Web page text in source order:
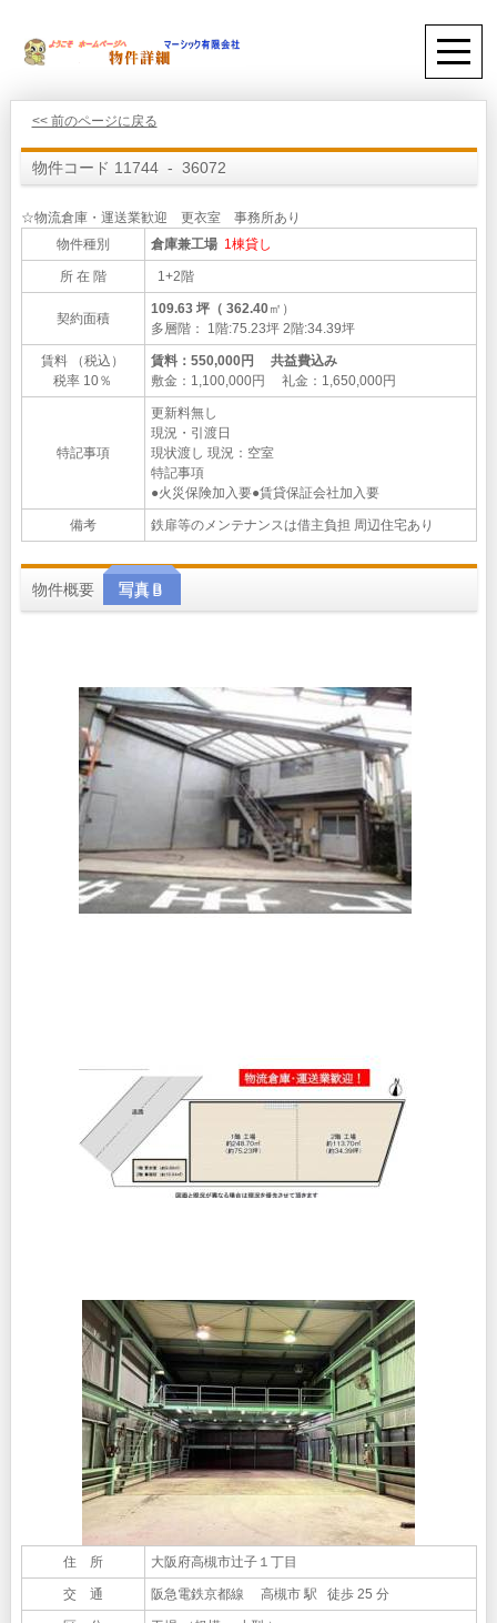
<< 前のページに戻る
物件コード 11744 - 36072
☆物流倉庫・運送業歓迎 更衣室 事務所あり
物件種別
倉庫兼工場 1棟貸し
所 在 階 1+2階
契約面積
109.63 坪（ 362.40㎡）
多層階： 1階:75.23坪 2階:34.39坪
賃料 （税込）
税率 10％
賃料：550,000円 共益費込み
敷金：1,100,000円 礼金：1,650,000円
特記事項
更新料無し
現況・引渡日
現状渡し 現況：空室
特記事項
●火災保険加入要●賃貸保証会社加入要
備考 鉄扉等のメンテナンスは借主負担 周辺住宅あり
物件概要 写真Ｂ
住 所 大阪府高槻市辻子１丁目
交 通 阪急電鉄京都線 高槻市 駅 徒歩 25 分